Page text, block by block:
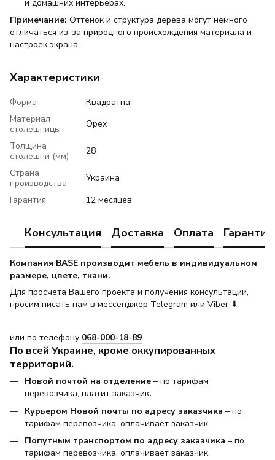
и домашних интерьерах.
Примечание: Оттенок и структура дерева могут немного
отличаться из-за природного происхождения материала и
настроек экрана.
Характеристики
Форма
Квадратна
Материал
столешницы
Орех
Толщина
столешни (мм)
28
Страна
производства
Украина
Гарантия
12 месяцев
Консультация Доставка Оплата Гарантия
Компания BASE производит мебель в индивидуальном
размере, цвете, ткани.
Для просчета Вашего проекта и получения консультации,
просим писать нам в мессенджер Telegram или Viber ⬇
или по телефону 068-000-18-89
По всей Украине, кроме оккупированных
территорий.
Новой почтой на отделение – по тарифам
перевозчика, платит заказчик.
Курьером Новой почты по адресу заказчика – по
тарифам перевозчика, оплачивает заказчик.
Попутным транспортом по адресу заказчика – по
тарифам перевозчика, оплачивает заказчик.